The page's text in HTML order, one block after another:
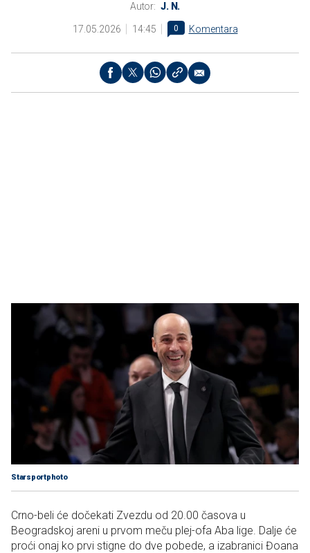
Autor: J. N.
17.05.2026 14:45 0 Komentara
Starsportphoto
Crno-beli će dočekati Zvezdu od 20.00 časova u
Beogradskoj areni u prvom meču plej-ofa Aba lige. Dalje će
proći onaj ko prvi stigne do dve pobede, a izabranici Đoana